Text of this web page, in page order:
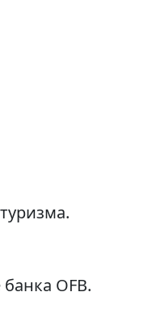
OFB.